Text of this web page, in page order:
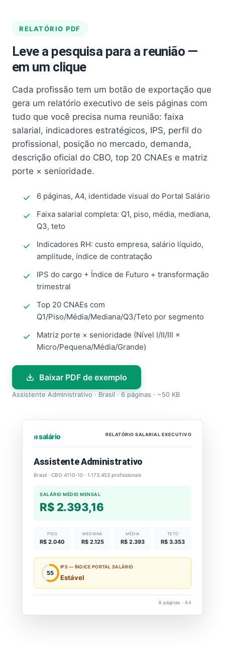
RELATÓRIO PDF
Leve a pesquisa para a reunião —
em um clique
Cada profissão tem um botão de exportação que
gera um relatório executivo de seis páginas com
tudo que você precisa numa reunião: faixa
salarial, indicadores estratégicos, IPS, perfil do
profissional, posição no mercado, demanda,
descrição oficial do CBO, top 20 CNAEs e matriz
porte × senioridade.
6 páginas, A4, identidade visual do Portal Salário
Faixa salarial completa: Q1, piso, média, mediana,
Q3, teto
Indicadores RH: custo empresa, salário líquido,
amplitude, índice de contratação
IPS do cargo + Índice de Futuro + transformação
trimestral
Top 20 CNAEs com
Q1/Piso/Média/Mediana/Q3/Teto por segmento
Matriz porte × senioridade (Nível I/II/III ×
Micro/Pequena/Média/Grande)
Baixar PDF de exemplo
Assistente Administrativo · Brasil · 6 páginas · ~50 KB
⏐⏐⏐ salário RELATÓRIO SALARIAL EXECUTIVO
Assistente Administrativo
Brasil · CBO 4110-10 · 1.173.453 profissionais
SALÁRIO MÉDIO MENSAL
R$ 2.393,16
PISO
R$ 2.040
MEDIANA
R$ 2.125
MÉDIA
R$ 2.393
TETO
R$ 3.353
55
IPS — ÍNDICE PORTAL SALÁRIO
Estável
6 páginas · A4